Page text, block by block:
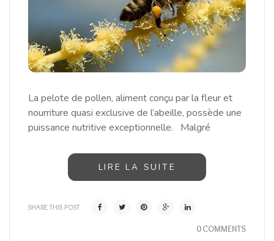
La pelote de pollen, aliment conçu par la fleur et
nourriture quasi exclusive de l’abeille, possède une
puissance nutritive exceptionnelle. Malgré
LIRE LA SUITE
SHARE THIS POST
0 COMMENTS